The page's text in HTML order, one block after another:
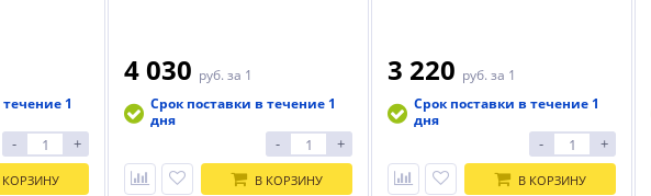
1
- +
КОРЗИНУ
4 030 руб. за 1
Срок поставки в течение 1
дня
- +
В КОРЗИНУ
3 220 руб. за 1
Срок поставки в течение 1
дня
- +
В КОРЗИНУ